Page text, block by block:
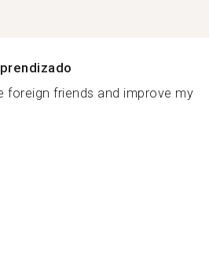
foreign friends and improve my